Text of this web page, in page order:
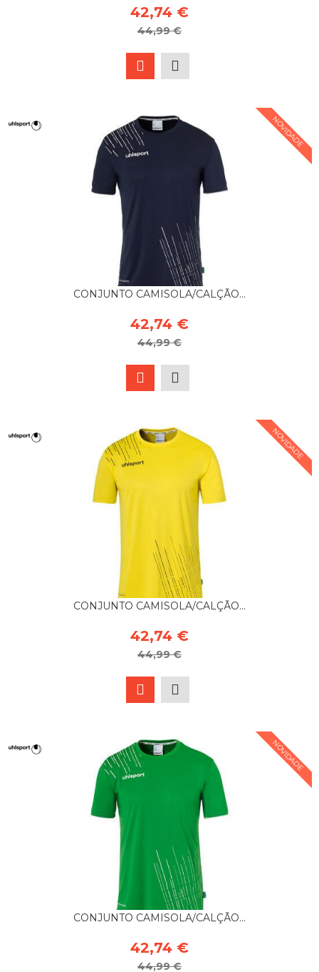
42,74 €
44,99 €
NOVIDADE
CONJUNTO CAMISOLA/CALÇÃO...
42,74 €
44,99 €
NOVIDADE
CONJUNTO CAMISOLA/CALÇÃO...
42,74 €
44,99 €
NOVIDADE
CONJUNTO CAMISOLA/CALÇÃO...
42,74 €
44,99 €